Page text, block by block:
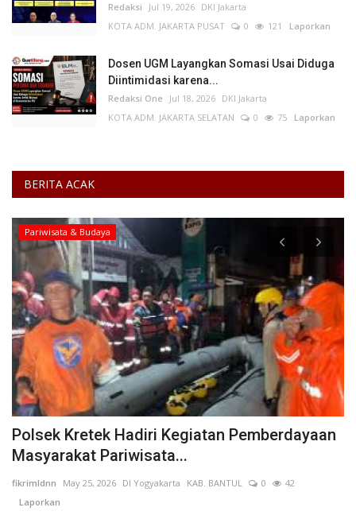
Redaksi Jul 19, 2026 DKI Jakarta
KOTA ADM. JAKARTA PUSAT
0 121 Laporkan
Dosen UGM Layangkan Somasi Usai Diduga
Diintimidasi karena...
Redaksi One Jul 18, 2026 DKI Jakarta
KOTA ADM. JAKARTA SELATAN
0 75 Laporkan
BERITA ACAK
Pariwisata & Budaya
Polsek Kretek Hadiri Kegiatan Pemberdayaan
Masyarakat Pariwisata...
fikrimldnn May 25, 2026 DI Yogyakarta KAB. BANTUL 0
42
Laporkan